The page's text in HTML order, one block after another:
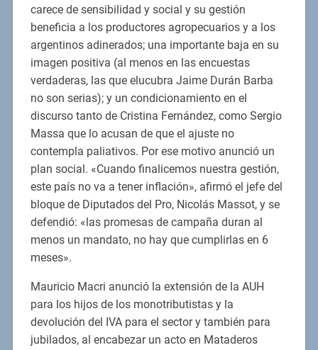
carece de sensibilidad y social y su gestión
beneficia a los productores agropecuarios y a los
argentinos adinerados; una importante baja en su
imagen positiva (al menos en las encuestas
verdaderas, las que elucubra Jaime Durán Barba
no son serias); y un condicionamiento en el
discurso tanto de Cristina Fernández, como Sergio
Massa que lo acusan de que el ajuste no
contempla paliativos. Por ese motivo anunció un
plan social. «Cuando finalicemos nuestra gestión,
este país no va a tener inflación», afirmó el jefe del
bloque de Diputados del Pro, Nicolás Massot, y se
defendió: «las promesas de campaña duran al
menos un mandato, no hay que cumplirlas en 6
meses».
Mauricio Macri anunció la extensión de la AUH
para los hijos de los monotributistas y la
devolución del IVA para el sector y también para
jubilados, al encabezar un acto en Mataderos